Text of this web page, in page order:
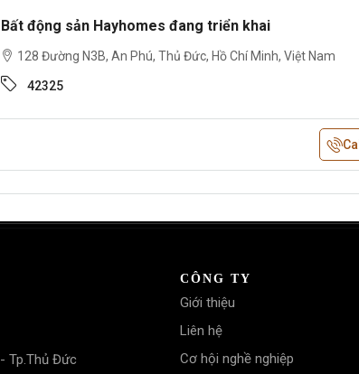
Bất động sản Hayhomes đang triển khai
128 Đường N3B, An Phú, Thủ Đức, Hồ Chí Minh, Việt Nam
42325
Call
Tp.Thủ Đức
CÔNG TY
Giới thiệu
Liên hệ
Cơ hội nghề nghiệp